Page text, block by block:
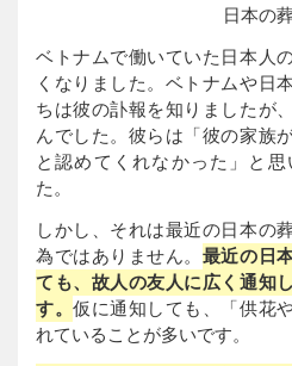
日本の
ベトナムで働いていた日本人
くなりました。ベトナムや日
ちは彼の訃報を知りましたが
んでした。彼らは「彼の家族
と認めてくれなかった」と
た。
しかし、それは最近の日本の
為ではありません。 最近の日
ても、故人の友人に広く通知
す。仮に通知しても、「供花
れていることが多いです。